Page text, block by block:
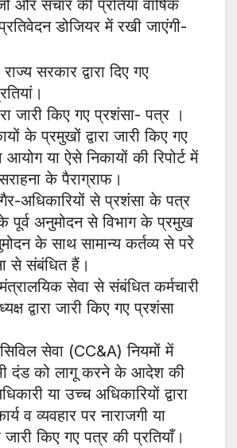
और संचार की प्रतियां वार्षिक
डोजियर में रखी जाएंगी-
सरकार द्वारा दिए गए
जारी किए गए प्रशंसा- पत्र ।
के प्रमुखों द्वारा जारी किए गए
या ऐसे निकायों की रिपोर्ट में
के पैराग्राफ।
अधिकारियों से प्रशंसा के पत्र
पूर्व अनुमोदन से विभाग के प्रमुख
के साथ सामान्य कर्तव्य से परे
से संबंधित हैं।
सेवा से संबंधित कर्मचारी
द्वारा जारी किए गए प्रशंसा
सेवा (CC&A) नियमों में
भी दंड को लागू करने के आदेश की
या उच्च अधिकारियों द्वारा
व व्यवहार पर नाराजगी या
किए गए पत्र की प्रतियाँ।